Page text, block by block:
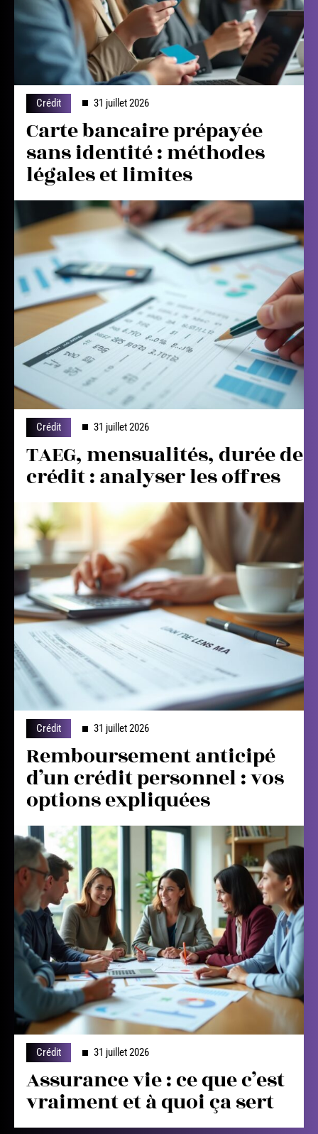
Crédit 31 juillet 2026
Carte bancaire prépayée
sans identité : méthodes
légales et limites
Crédit 31 juillet 2026
TAEG, mensualités, durée de
crédit : analyser les offres
Crédit 31 juillet 2026
Remboursement anticipé
d’un crédit personnel : vos
options expliquées
Crédit 31 juillet 2026
Assurance vie : ce que c’est
vraiment et à quoi ça sert